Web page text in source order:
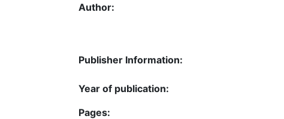
Author:
Publisher Information:
Year of publication:
Pages: